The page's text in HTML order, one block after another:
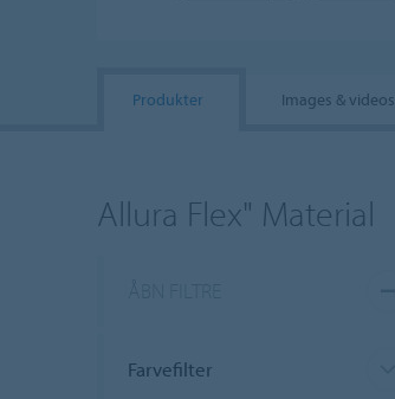
Produkter Images & videos
Allura Flex" Material
Farvefilter